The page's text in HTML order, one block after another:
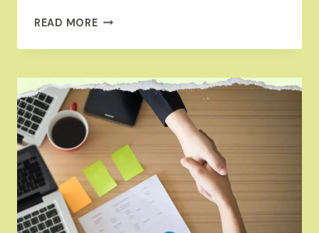
READ MOREFORMAÇÃO:
(VERSÃO
DIS)
PREPARAR
TRANSIÇÃO
COM
CONFIANÇA